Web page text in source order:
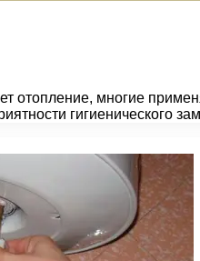
отопление, многие
гигиенического